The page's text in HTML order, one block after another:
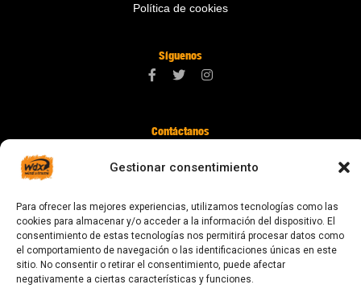
Gestionar consentimiento
Para ofrecer las mejores experiencias, utilizamos tecnologías como las
cookies para almacenar y/o acceder a la información del dispositivo. El
consentimiento de estas tecnologías nos permitirá procesar datos como
el comportamiento de navegación o las identificaciones únicas en este
sitio. No consentir o retirar el consentimiento, puede afectar
negativamente a ciertas características y funciones.
Política de cookies
Síguenos
Contáctanos
08024 Barcelona
© 2023 Todos los derechos reservados